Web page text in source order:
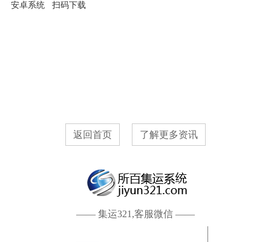
安卓系统 扫码下载
返回首页 了解更多资讯
—— 集运321,客服微信 ——